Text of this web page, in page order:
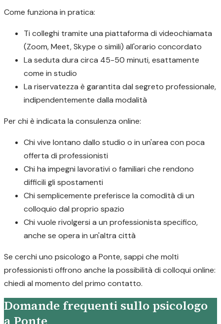
Come funziona in pratica:
Ti colleghi tramite una piattaforma di videochiamata
(Zoom, Meet, Skype o simili) all'orario concordato
La seduta dura circa 45-50 minuti, esattamente
come in studio
La riservatezza è garantita dal segreto professionale,
indipendentemente dalla modalità
Per chi è indicata la consulenza online:
Chi vive lontano dallo studio o in un'area con poca
offerta di professionisti
Chi ha impegni lavorativi o familiari che rendono
difficili gli spostamenti
Chi semplicemente preferisce la comodità di un
colloquio dal proprio spazio
Chi vuole rivolgersi a un professionista specifico,
anche se opera in un'altra città
Se cerchi uno psicologo a Ponte, sappi che molti
professionisti offrono anche la possibilità di colloqui online:
chiedi al momento del primo contatto.
Domande frequenti sullo psicologo